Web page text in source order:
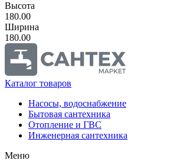
Высота
180.00
Ширина
180.00
Каталог товаров
Насосы, водоснабжение
Бытовая сантехника
Отопление и ГВС
Инженерная сантехника
Меню